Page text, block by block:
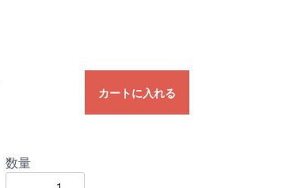
カートに入れる
数量